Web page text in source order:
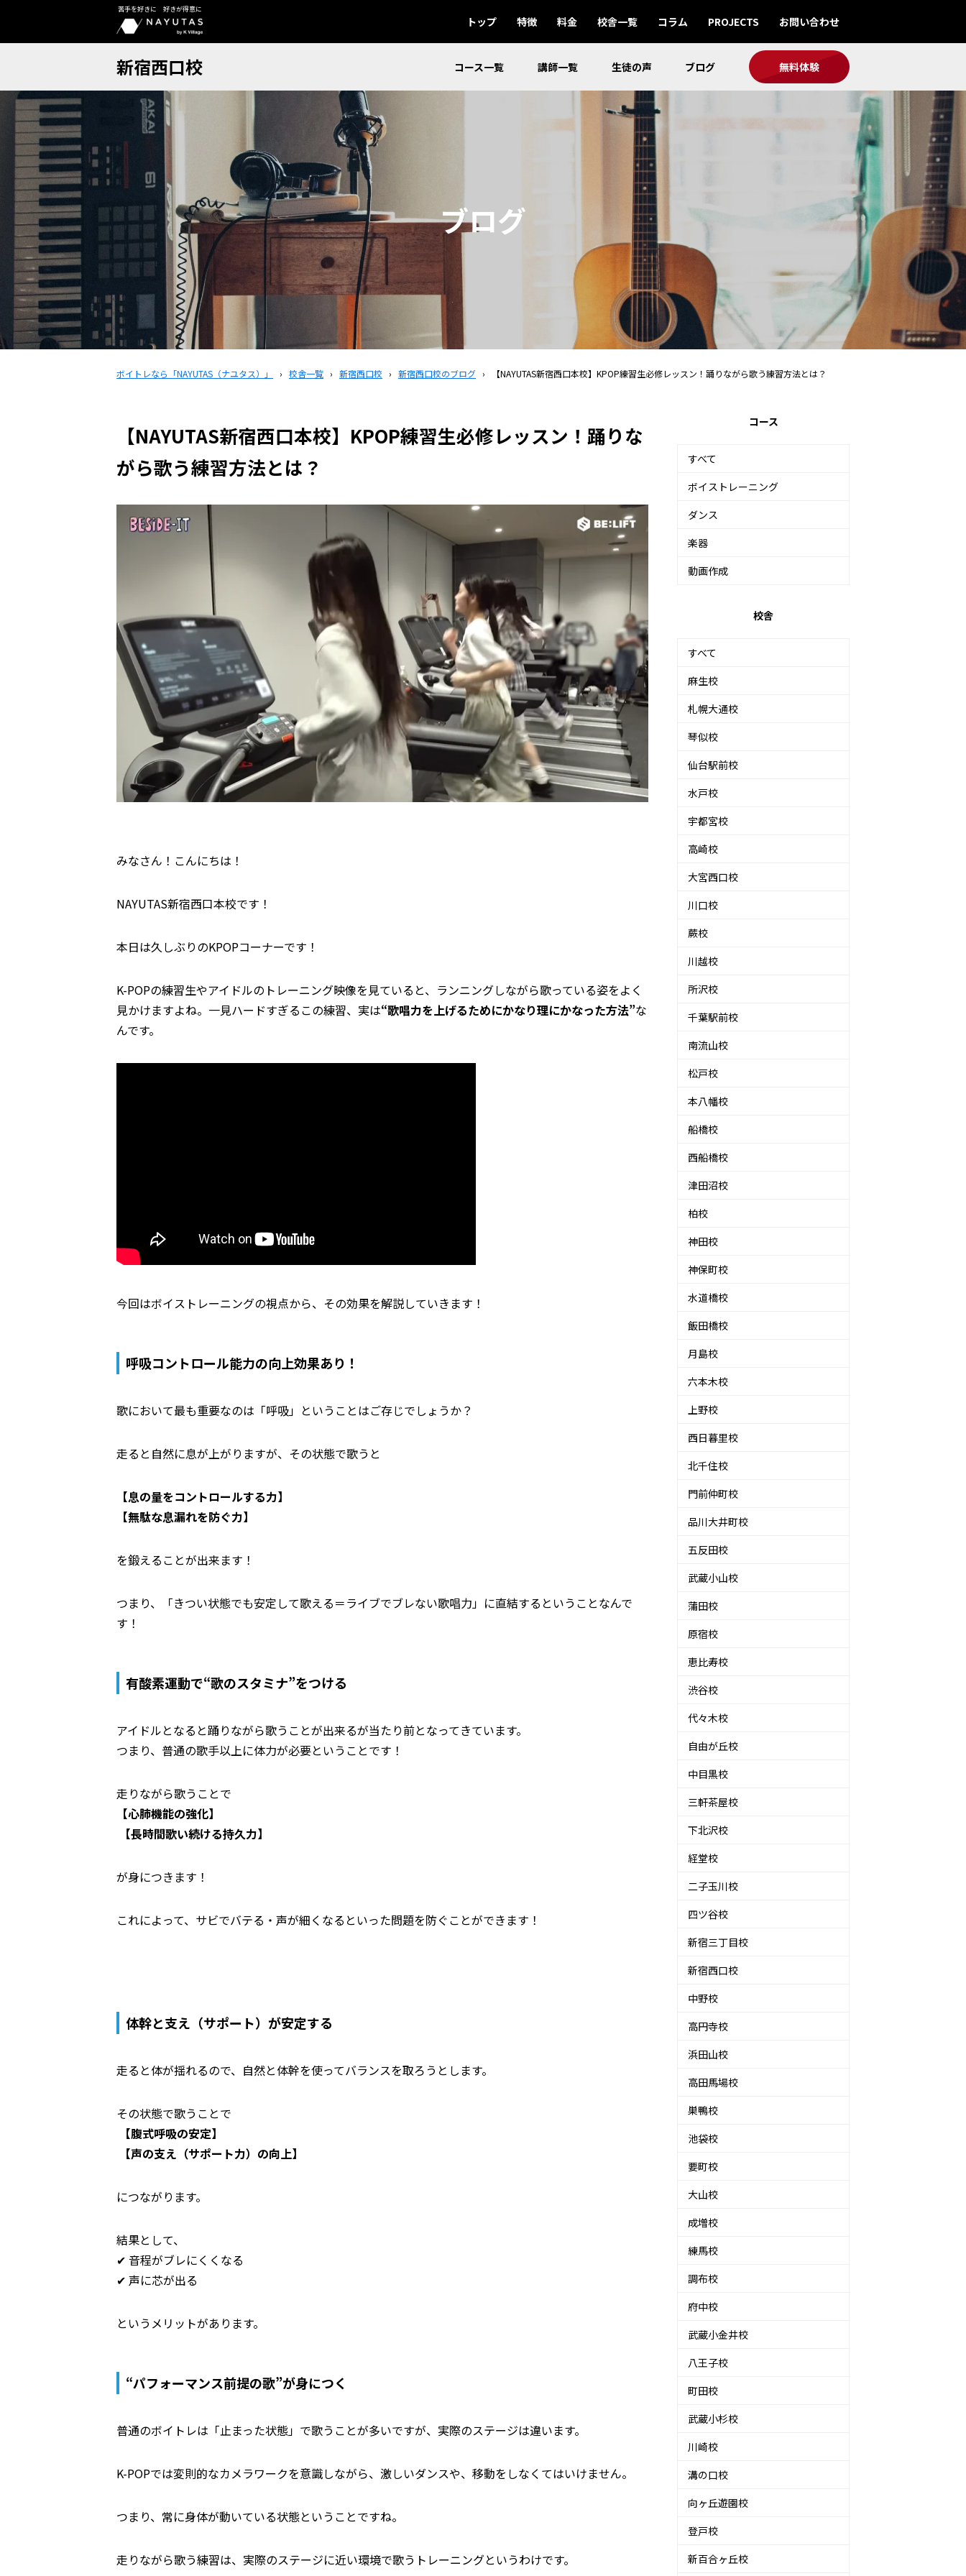
苦手を好きに 好きが得意に
トップ 特徴 料金 校舎一覧 コラム PROJECTS お問い合わせ
新宿西口校 コース一覧 講師一覧 生徒の声 ブログ 無料体験
ブログ
ボイトレなら「NAYUTAS（ナユタス）」 › 校舎一覧 › 新宿西口校 › 新宿西口校のブログ › 【NAYUTAS新宿西口本校】KPOP練習生必修レッスン！踊りながら歌う練習方法とは？
【NAYUTAS新宿西口本校】KPOP練習生必修レッスン！踊りな
がら歌う練習方法とは？
みなさん！こんにちは！
NAYUTAS新宿西口本校です！
本日は久しぶりのKPOPコーナーです！
K-POPの練習生やアイドルのトレーニング映像を見ていると、ランニングしながら歌っている姿をよく
見かけますよね。一見ハードすぎるこの練習、実は“歌唱力を上げるためにかなり理にかなった方法”な
んです。
今回はボイストレーニングの視点から、その効果を解説していきます！
呼吸コントロール能力の向上効果あり！
歌において最も重要なのは「呼吸」ということはご存じでしょうか？
走ると自然に息が上がりますが、その状態で歌うと
【息の量をコントロールする力】
【無駄な息漏れを防ぐ力】
を鍛えることが出来ます！
つまり、「きつい状態でも安定して歌える＝ライブでブレない歌唱力」に直結するということなんで
す！
有酸素運動で“歌のスタミナ”をつける
アイドルとなると踊りながら歌うことが出来るが当たり前となってきています。
つまり、普通の歌手以上に体力が必要ということです！
走りながら歌うことで
【心肺機能の強化】
【長時間歌い続ける持久力】
が身につきます！
これによって、サビでバテる・声が細くなるといった問題を防ぐことができます！
体幹と支え（サポート）が安定する
走ると体が揺れるので、自然と体幹を使ってバランスを取ろうとします。
その状態で歌うことで
【腹式呼吸の安定】
【声の支え（サポート力）の向上】
につながります。
結果として、
✔ 音程がブレにくくなる
✔ 声に芯が出る
というメリットがあります。
“パフォーマンス前提の歌”が身につく
普通のボイトレは「止まった状態」で歌うことが多いですが、実際のステージは違います。
K-POPでは変則的なカメラワークを意識しながら、激しいダンスや、移動をしなくてはいけません。
つまり、常に身体が動いている状態ということですね。
走りながら歌う練習は、実際のステージに近い環境で歌うトレーニングというわけです。
コース
すべて
ボイストレーニング
ダンス
楽器
動画作成
校舎
すべて
麻生校
札幌大通校
琴似校
仙台駅前校
水戸校
宇都宮校
高崎校
大宮西口校
川口校
蕨校
川越校
所沢校
千葉駅前校
南流山校
松戸校
本八幡校
船橋校
西船橋校
津田沼校
柏校
神田校
神保町校
水道橋校
飯田橋校
月島校
六本木校
上野校
西日暮里校
北千住校
門前仲町校
品川大井町校
五反田校
武蔵小山校
蒲田校
原宿校
恵比寿校
渋谷校
代々木校
自由が丘校
中目黒校
三軒茶屋校
下北沢校
経堂校
二子玉川校
四ツ谷校
新宿三丁目校
新宿西口校
中野校
高円寺校
浜田山校
高田馬場校
巣鴨校
池袋校
要町校
大山校
成増校
練馬校
調布校
府中校
武蔵小金井校
八王子校
町田校
武蔵小杉校
川崎校
溝の口校
向ヶ丘遊園校
登戸校
新百合ヶ丘校